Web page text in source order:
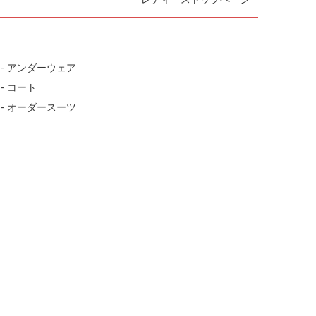
- アンダーウェア
- コート
- オーダースーツ